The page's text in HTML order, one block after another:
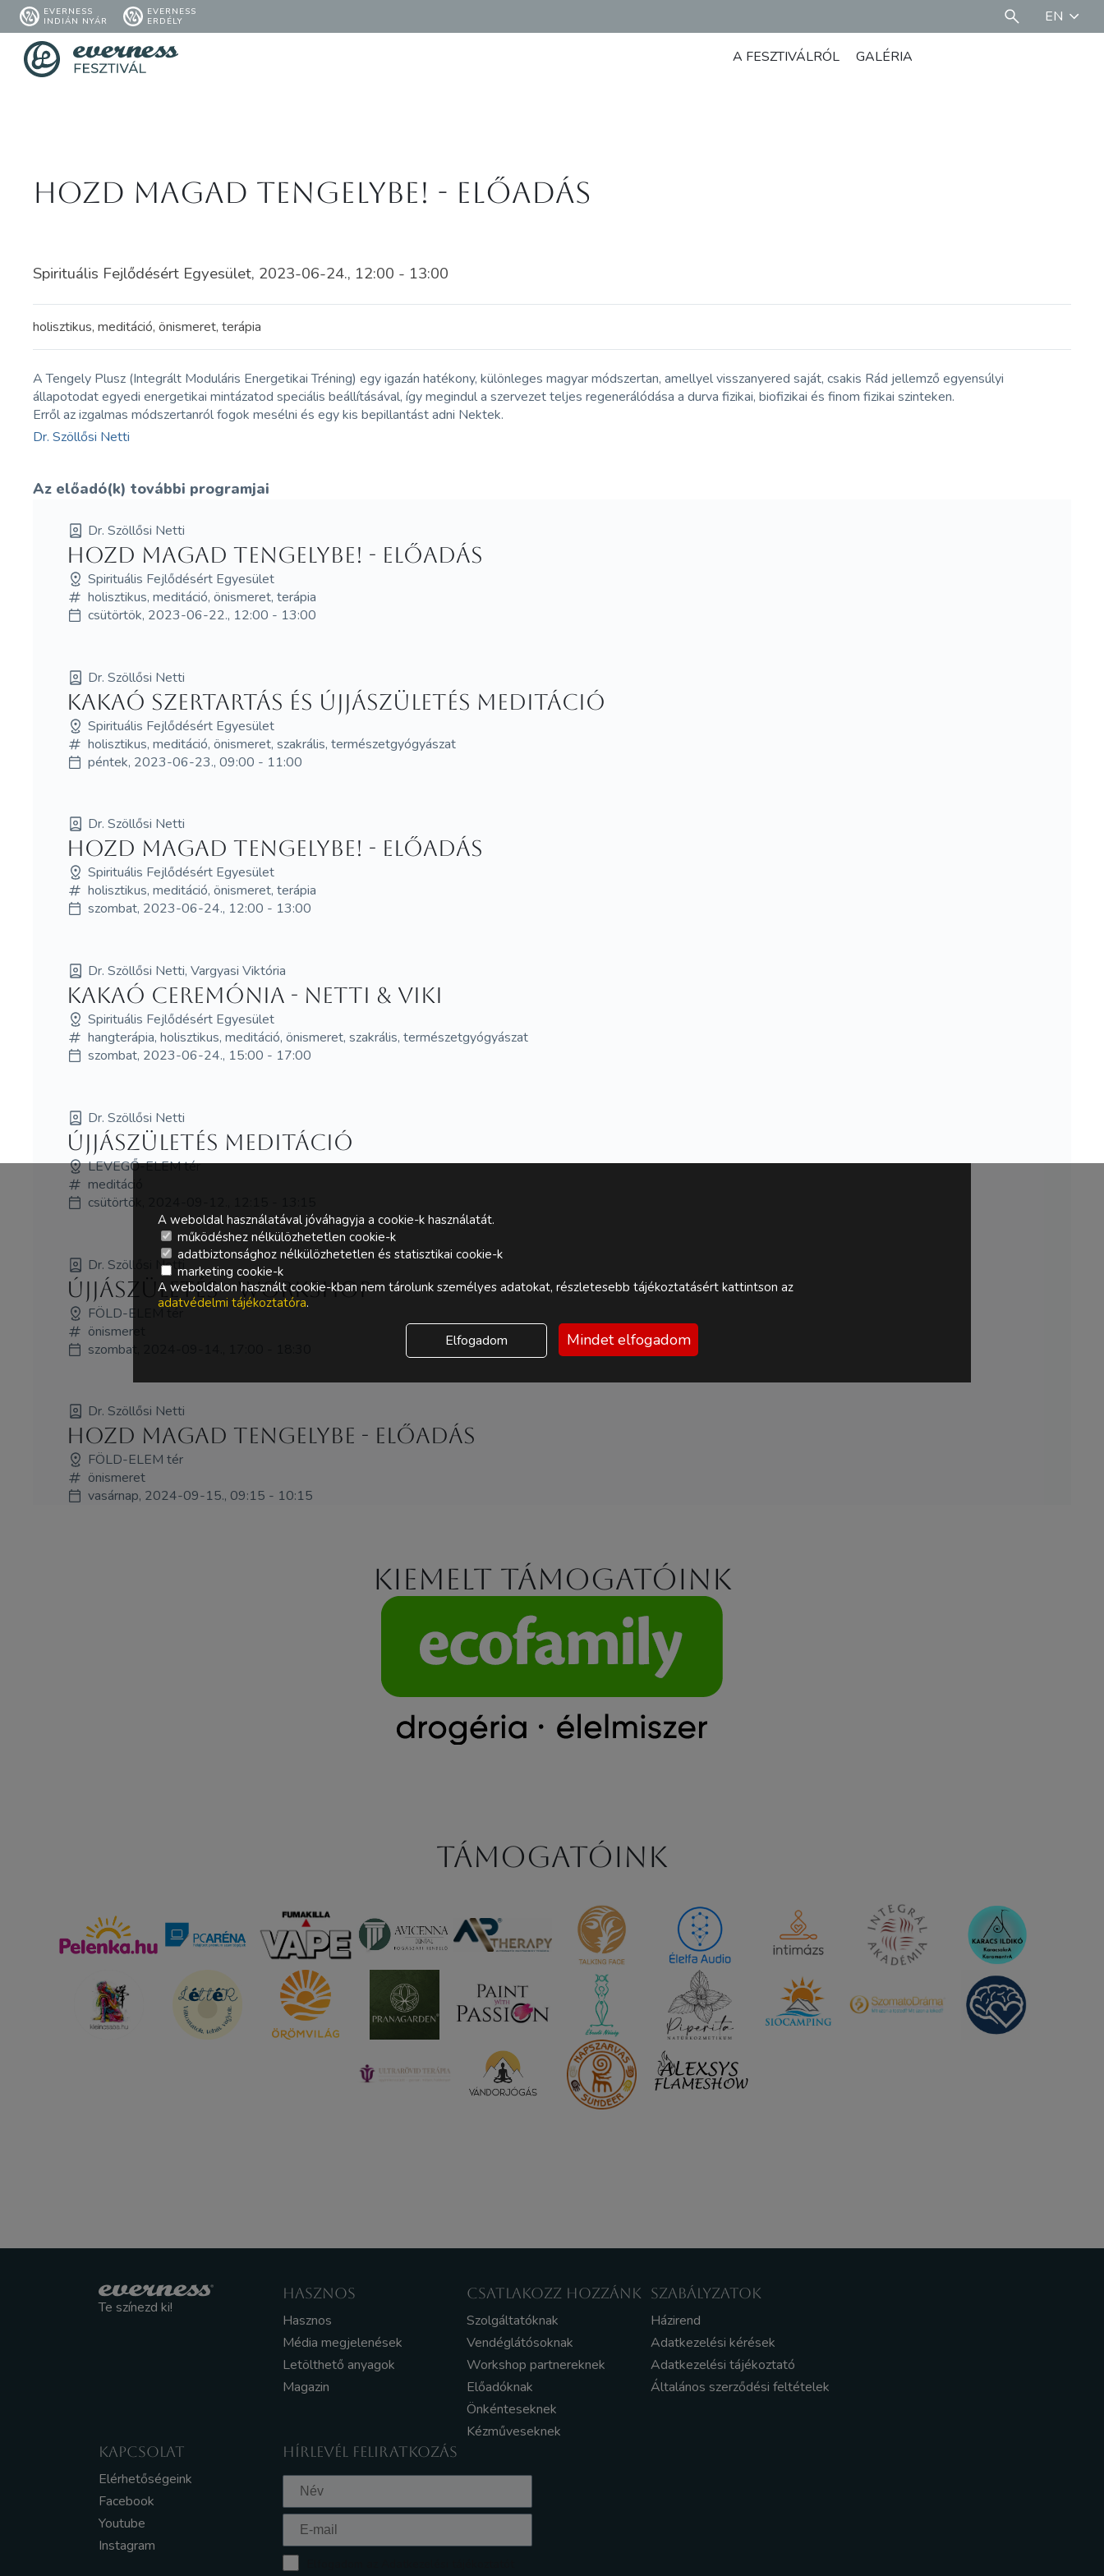
EVERNESS
INDIÁN NYÁR
EVERNESS
ERDÉLY
EN
A FESZTIVÁLRÓL GALÉRIA
Hozd MAGad Tengelybe! - előadás
Spirituális Fejlődésért Egyesület, 2023-06-24., 12:00 - 13:00
holisztikus, meditáció, önismeret, terápia
A Tengely Plusz (Integrált Moduláris Energetikai Tréning) egy igazán hatékony, különleges magyar módszertan, amellyel visszanyered saját, csakis Rád jellemző egyensúlyi
állapotodat egyedi energetikai mintázatod speciális beállításával, így megindul a szervezet teljes regenerálódása a durva fizikai, biofizikai és finom fizikai szinteken.
Erről az izgalmas módszertanról fogok mesélni és egy kis bepillantást adni Nektek.
Dr. Szöllősi Netti
Az előadó(k) további programjai
Dr. Szöllősi Netti
Hozd MAGad Tengelybe! - előadás
Spirituális Fejlődésért Egyesület
holisztikus, meditáció, önismeret, terápia
csütörtök, 2023-06-22., 12:00 - 13:00
Dr. Szöllősi Netti
Kakaó Szertartás és újjászületés meditáció
Spirituális Fejlődésért Egyesület
holisztikus, meditáció, önismeret, szakrális, természetgyógyászat
péntek, 2023-06-23., 09:00 - 11:00
Dr. Szöllősi Netti
Hozd MAGad Tengelybe! - előadás
Spirituális Fejlődésért Egyesület
holisztikus, meditáció, önismeret, terápia
szombat, 2023-06-24., 12:00 - 13:00
Dr. Szöllősi Netti, Vargyasi Viktória
Kakaó Ceremónia - Netti & Viki
Spirituális Fejlődésért Egyesület
hangterápia, holisztikus, meditáció, önismeret, szakrális, természetgyógyászat
szombat, 2023-06-24., 15:00 - 17:00
Dr. Szöllősi Netti
Újjászületés meditáció
LEVEGŐ-ELEM tér
meditáció
csütörtök, 2024-09-12., 12:15 - 13:15
Dr. Szöllősi Netti
Újjászületés - WORKSHOP
FÖLD-ELEM tér
önismeret
szombat, 2024-09-14., 17:00 - 18:30
Dr. Szöllősi Netti
Hozd Magad tengelybe - ELŐADÁS
FÖLD-ELEM tér
önismeret
vasárnap, 2024-09-15., 09:15 - 10:15
Kiemelt támogatóink
Támogatóink
Te színezd ki!
HASZNOS
Hasznos
Média megjelenések
Letölthető anyagok
Magazin
CSATLAKOZZ HOZZÁNK
Szolgáltatóknak
Vendéglátósoknak
Workshop partnereknek
Előadóknak
Önkénteseknek
Kézműveseknek
SZABÁLYZATOK
Házirend
Adatkezelési kérések
Adatkezelési tájékoztató
Általános szerződési feltételek
KAPCSOLAT
Elérhetőségeink
Facebook
Youtube
Instagram
HÍRLEVÉL FELIRATKOZÁS
A weboldal használatával jóváhagyja a cookie-k használatát.
működéshez nélkülözhetetlen cookie-k
adatbiztonsághoz nélkülözhetetlen és statisztikai cookie-k
marketing cookie-k
A weboldalon használt cookie-kban nem tárolunk személyes adatokat, részletesebb tájékoztatásért kattintson az
adatvédelmi tájékoztatóra.
Elfogadom Mindet elfogadom